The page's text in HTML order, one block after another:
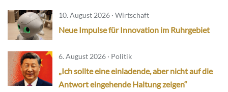
10. August 2026 · Wirtschaft
Neue Impulse für Innovation im Ruhrgebiet
6. August 2026 · Politik
„Ich sollte eine einladende, aber nicht auf die
Antwort eingehende Haltung zeigen“